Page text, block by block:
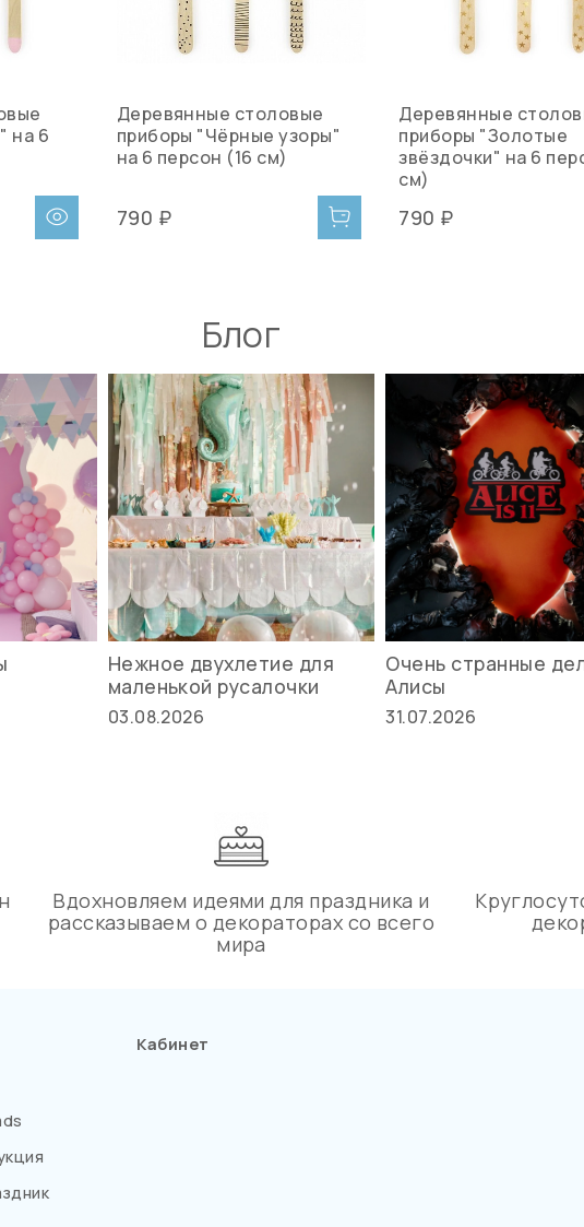
на 6
Деревянные столовые
приборы "Чёрные узоры"
на 6 персон (16 см)
790 ₽
Деревянные
приборы "Золотые
звёздочки" на 6
см)
790 ₽
Блог
Нежное двухлетие для
маленькой русалочки
03.08.2026
Очень странные
Алисы
31.07.2026
Вдохновляем идеями для праздника и
рассказываем о декораторах со всего
мира
Кабинет